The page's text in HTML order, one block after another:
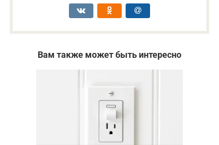
Вам также может быть интересно